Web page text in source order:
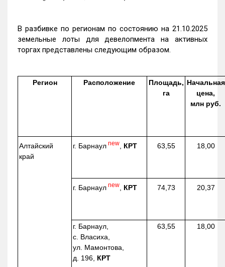
В разбивке по регионам по состоянию на 21.10.2025
земельные лоты для девелопмента на активных
торгах представлены следующим образом.
Регион Расположение
Площадь,
га
Начальная
цена,
млн руб.
Алтайский
край
г. Барнаул new КРТ 63,55 18,00
г. Барнаул new КРТ 74,73 20,37
г. Барнаул,
с. Власиха,
ул. Мамонтова,
д. 196, КРТ
63,55 18,00